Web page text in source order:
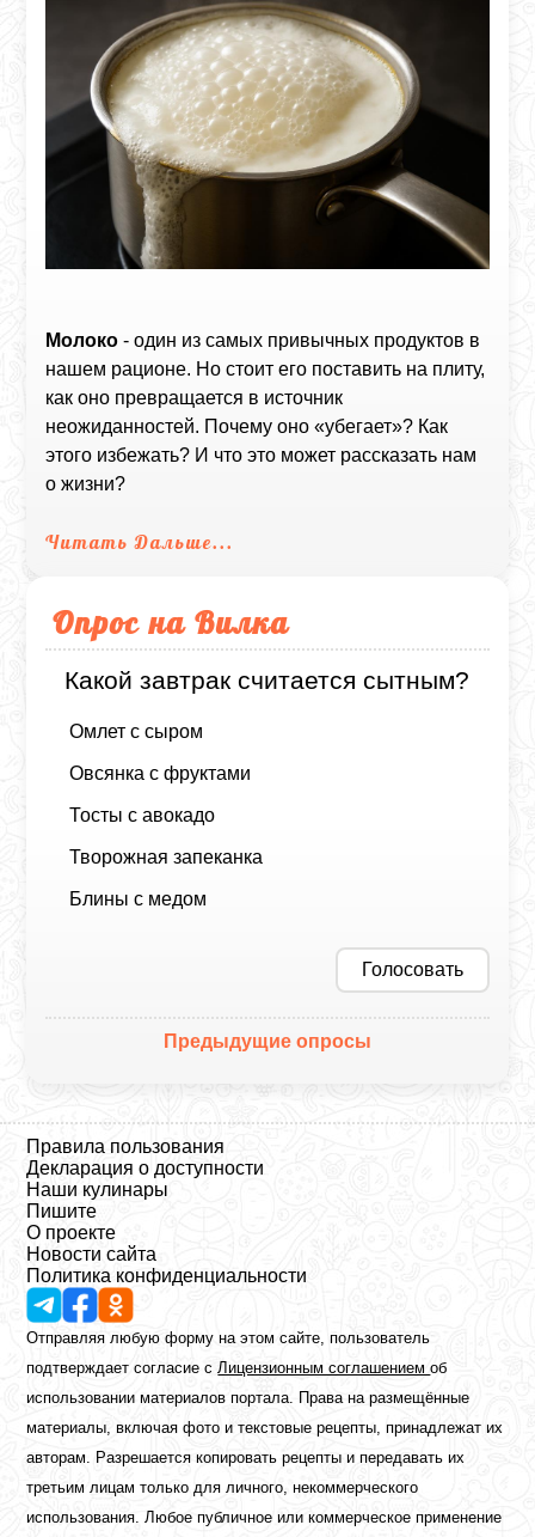
Молоко - один из самых привычных продуктов в
нашем рационе. Но стоит его поставить на плиту,
как оно превращается в источник
неожиданностей. Почему оно «убегает»? Как
этого избежать? И что это может рассказать нам
о жизни?
Читать Дальше...
Опрос на Вилка
Какой завтрак считается сытным?
Омлет с сыром
Овсянка с фруктами
Тосты с авокадо
Творожная запеканка
Блины с медом
Голосовать
Предыдущие опросы
Правила пользования
Декларация о доступности
Наши кулинары
Пишите
О проекте
Новости сайта
Политика конфиденциальности
Отправляя любую форму на этом сайте, пользователь
подтверждает согласие с Лицензионным соглашениемоб
использовании материалов портала. Права на размещённые
материалы, включая фото и текстовые рецепты, принадлежат их
авторам. Разрешается копировать рецепты и передавать их
третьим лицам только для личного, некоммерческого
использования. Любое публичное или коммерческое применение